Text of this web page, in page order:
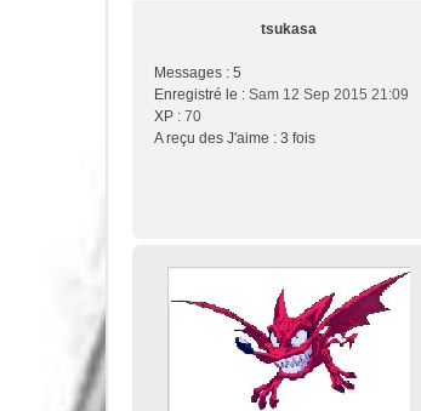
tsukasa
Messages : 5
Enregistré le : Sam 12 Sep 2015 21:09
XP : 70
A reçu des J'aime : 3 fois